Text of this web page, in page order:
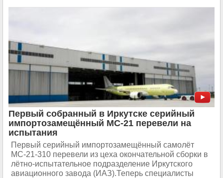
Первый собранный в Иркутске серийный
импортозамещённый МС-21 перевели на
испытания
Первый серийный импортозамещённый самолёт
МС‑21‑310 перевели из цеха окончательной сборки в
лётно‑испытательное подразделение Иркутского
авиационного завода (ИАЗ).Теперь специалисты